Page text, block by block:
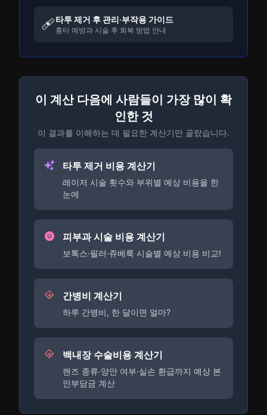
🩹타투 제거 후 관리·부작용 가이드
흉터 예방과 시술 후 회복 방법 안내
이 계산 다음에 사람들이 가장 많이 확
인한 것
이 결과를 이해하는 데 필요한 계산기만 골랐습니다.
타투 제거 비용 계산기
레이저 시술 횟수와 부위별 예상 비용을 한
눈에
피부과 시술 비용 계산기
보톡스·필러·쥬베룩 시술별 예상 비용 비교!
간병비 계산기
하루 간병비, 한 달이면 얼마?
백내장 수술비용 계산기
렌즈 종류·양안 여부·실손 환급까지 예상 본
인부담금 계산